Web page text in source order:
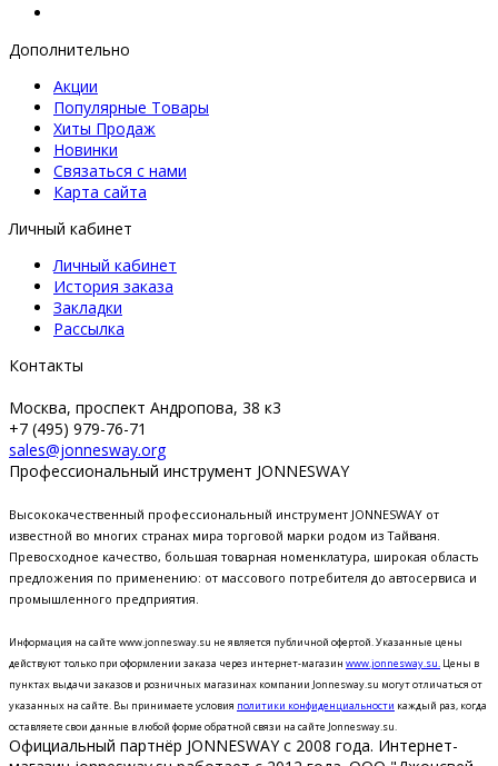
Дополнительно
Акции
Популярные Товары
Хиты Продаж
Новинки
Связаться с нами
Карта сайта
Личный кабинет
Личный кабинет
История заказа
Закладки
Рассылка
Контакты
Москва, проспект Андропова, 38 к3
+7 (495) 979-76-71
sales@jonnesway.org
Профессиональный инструмент JONNESWAY
Высококачественный профессиональный инструмент JONNESWAY от
известной во многих странах мира торговой марки родом из Тайваня.
Превосходное качество, большая товарная номенклатура, широкая область
предложения по применению: от массового потребителя до автосервиса и
промышленного предприятия.
Информация на сайте www.jonnesway.su не является публичной офертой. Указанные цены
действуют только при оформлении заказа через интернет-магазин www.jonnesway.su. Цены в
пунктах выдачи заказов и розничных магазинах компании Jonnesway.su могут отличаться от
указанных на сайте. Вы принимаете условия политики конфиденциальности каждый раз, когда
оставляете свои данные в любой форме обратной связи на сайте Jonnesway.su.
Официальный партнёр JONNESWAY с 2008 года. Интернет-